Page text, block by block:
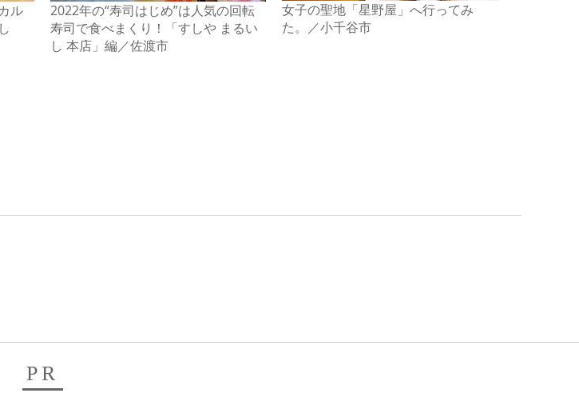
ル
2022年の“寿司はじめ”は人気の回転
寿司で食べまくり！「すしや まるい
し 本店」編／佐渡市
女子の聖地「星野屋」へ行ってみ
た。／小千谷市
PR